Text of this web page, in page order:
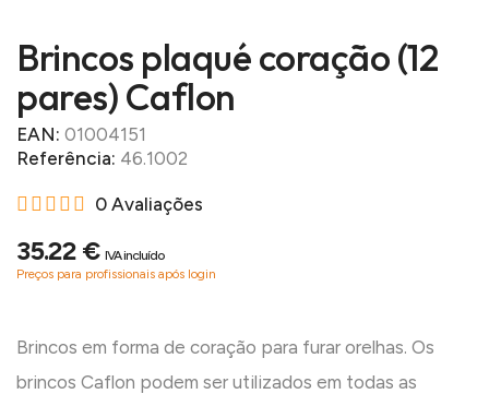
Brincos plaqué coração (12
pares) Caflon
EAN: 01004151
Referência: 46.1002
0 Avaliações
35.22 € IVA incluído
Preços para profissionais após login
Brincos em forma de coração para furar orelhas. Os
brincos Caflon podem ser utilizados em todas as